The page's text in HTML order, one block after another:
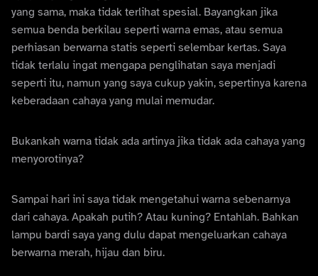
yang sama, maka tidak terlihat spesial. Bayangkan jika
semua benda berkilau seperti warna emas, atau semua
perhiasan berwarna statis seperti selembar kertas. Saya
tidak terlalu ingat mengapa penglihatan saya menjadi
seperti itu, namun yang saya cukup yakin, sepertinya karena
keberadaan cahaya yang mulai memudar.
Bukankah warna tidak ada artinya jika tidak ada cahaya yang
menyorotinya?
Sampai hari ini saya tidak mengetahui warna sebenarnya
dari cahaya. Apakah putih? Atau kuning? Entahlah. Bahkan
lampu bardi saya yang dulu dapat mengeluarkan cahaya
berwarna merah, hijau dan biru.